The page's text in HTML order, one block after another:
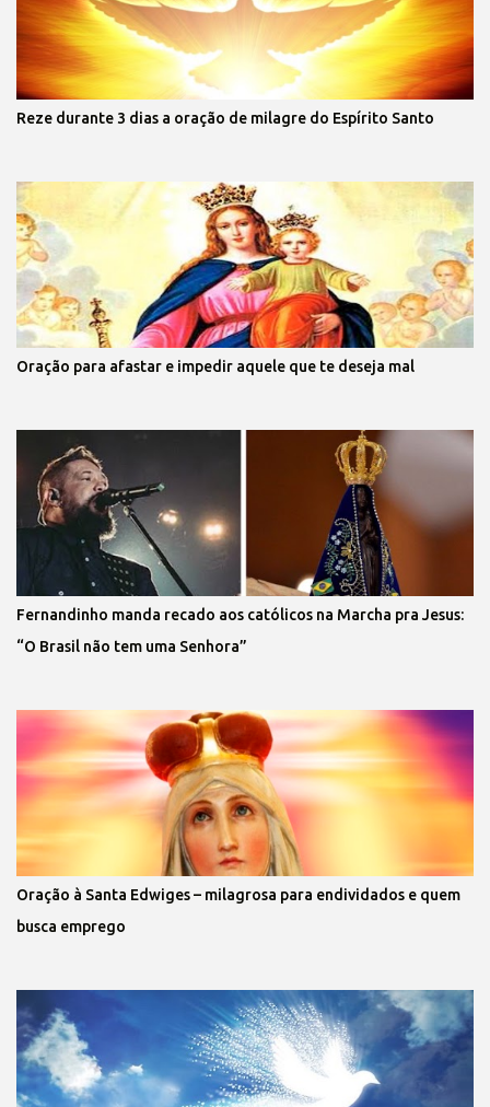
Reze durante 3 dias a oração de milagre do Espírito Santo
Oração para afastar e impedir aquele que te deseja mal
Fernandinho manda recado aos católicos na Marcha pra Jesus:
“O Brasil não tem uma Senhora”
Oração à Santa Edwiges – milagrosa para endividados e quem
busca emprego